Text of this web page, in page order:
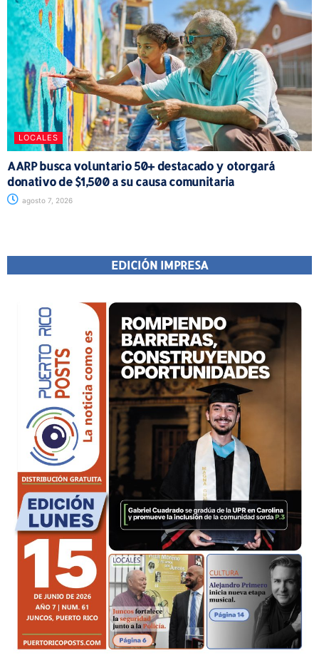
LOCALES
AARP busca voluntario 50+ destacado y otorgará
donativo de $1,500 a su causa comunitaria
agosto 7, 2026
EDICIÓN IMPRESA